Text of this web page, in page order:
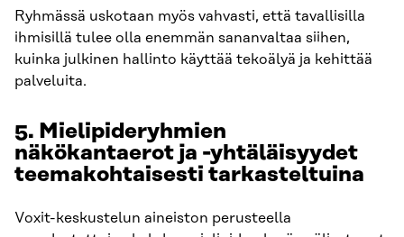
Ryhmässä uskotaan myös vahvasti, että tavallisilla
ihmisillä tulee olla enemmän sananvaltaa siihen,
kuinka julkinen hallinto käyttää tekoälyä ja kehittää
palveluita.
5. Mielipideryhmien
näkökantaerot ja -yhtäläisyydet
teemakohtaisesti tarkasteltuina
Voxit-keskustelun aineiston perusteella